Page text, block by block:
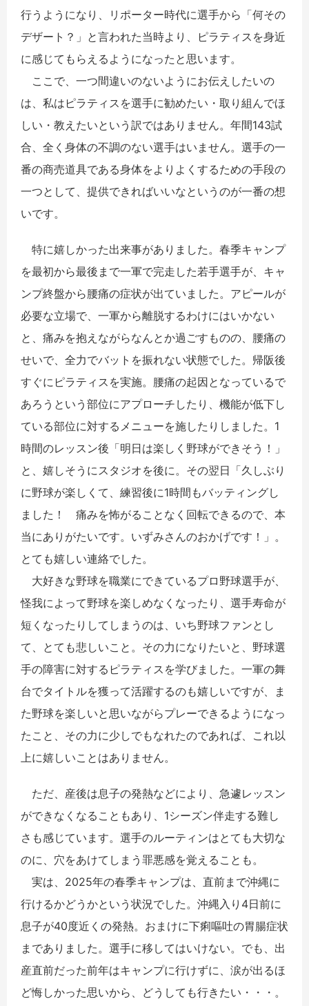
行うようになり、リポーター時代に選手から「何その
デザート？」と言われた当時より、ピラティスを身近
に感じてもらえるようになったと思います。
ここで、一つ間違いのないようにお伝えしたいの
は、私はピラティスを選手に勧めたい・取り組んでほ
しい・教えたいという訳ではありません。年間143試
合、全く身体の不調のない選手はいません。選手の一
番の商売道具である身体をよりよくするための手段の
一つとして、提供できればいいなというのが一番の想
いです。
特に嬉しかった出来事がありました。春季キャンプ
を最初から最後まで一軍で完走した若手選手が、キャ
ンプ終盤から腰痛の症状が出ていました。アピールが
必要な立場で、一軍から離脱するわけにはいかない
と、痛みを抱えながらなんとか過ごすものの、腰痛の
せいで、全力でバットを振れない状態でした。帰阪後
すぐにピラティスを実施。腰痛の起因となっているで
あろうという部位にアプローチしたり、機能が低下し
ている部位に対するメニューを施したりしました。1
時間のレッスン後「明日は楽しく野球ができそう！」
と、嬉しそうにスタジオを後に。その翌日「久しぶり
に野球が楽しくて、練習後に1時間もバッティングし
ました！ 痛みを怖がることなく回転できるので、本
当にありがたいです。いずみさんのおかげです！」。
とても嬉しい連絡でした。
大好きな野球を職業にできているプロ野球選手が、
怪我によって野球を楽しめなくなったり、選手寿命が
短くなったりしてしまうのは、いち野球ファンとし
て、とても悲しいこと。その力になりたいと、野球選
手の障害に対するピラティスを学びました。一軍の舞
台でタイトルを獲って活躍するのも嬉しいですが、ま
た野球を楽しいと思いながらプレーできるようになっ
たこと、その力に少しでもなれたのであれば、これ以
上に嬉しいことはありません。
ただ、産後は息子の発熱などにより、急遽レッスン
ができなくなることもあり、1シーズン伴走する難し
さも感じています。選手のルーティンはとても大切な
のに、穴をあけてしまう罪悪感を覚えることも。
実は、2025年の春季キャンプは、直前まで沖縄に
行けるかどうかという状況でした。沖縄入り4日前に
息子が40度近くの発熱。おまけに下痢嘔吐の胃腸症状
までありました。選手に移してはいけない。でも、出
産直前だった前年はキャンプに行けずに、涙が出るほ
ど悔しかった思いから、どうしても行きたい・・・。